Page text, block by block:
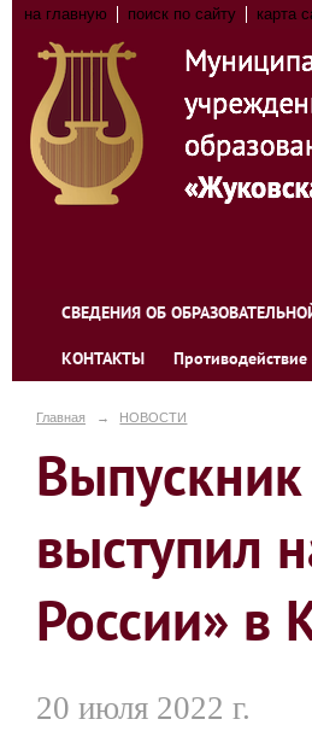
на главную поиск по сайту карта
СВЕДЕНИЯ ОБ
КОНТАКТЫ
Главная → НОВОСТИ
выступил
России» в
20 июля 2022 г.